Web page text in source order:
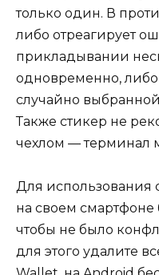
только один. В
либо отреагирует
прикладывании
одновременно, либо
случайно
Также стикер не
чехлом — терминал
Для использования
на своем смартфоне
чтобы не было
для этого удалите